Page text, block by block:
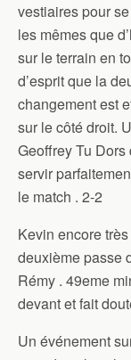
vestiaires pour
les mêmes que
sur le terrain en
d’esprit que la
changement est
sur le côté droit.
Geoffrey Tu
servir
le match . 2-2
Kevin encore
deuxième passe
Rémy . 49eme
devant et fait
Un événement